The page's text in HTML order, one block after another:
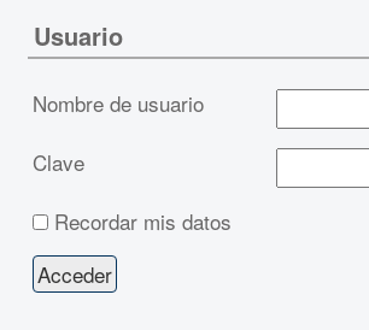
Usuario
Nombre de usuario
Clave
Recordar mis datos